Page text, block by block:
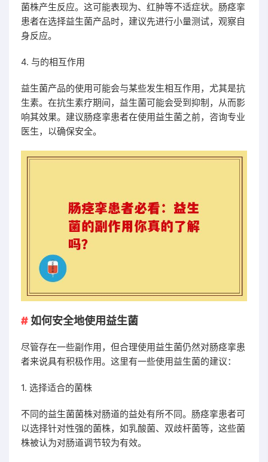
菌株产生反应。这可能表现为、红肿等不适症状。肠痉挛
患者在选择益生菌产品时，建议先进行小量测试，观察自
身反应。
4. 与的相互作用
益生菌产品的使用可能会与某些发生相互作用，尤其是抗
生素。在抗生素疗期间，益生菌可能会受到抑制，从而影
响其效果。建议肠痉挛患者在使用益生菌之前，咨询专业
医生，以确保安全。
如何安全地使用益生菌
尽管存在一些副作用，但合理使用益生菌仍然对肠痉挛患
者来说具有积极作用。这里有一些使用益生菌的建议：
1. 选择适合的菌株
不同的益生菌菌株对肠道的益处有所不同。肠痉挛患者可
以选择针对性强的菌株，如乳酸菌、双歧杆菌等，这些菌
株被认为对肠道调节较为有效。